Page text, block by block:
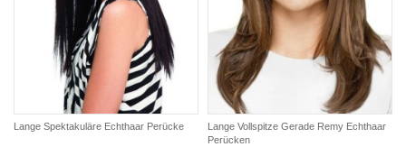
Lange Spektakuläre Echthaar Perücke
Lange Vollspitze Gerade Remy Echthaar
Perücken